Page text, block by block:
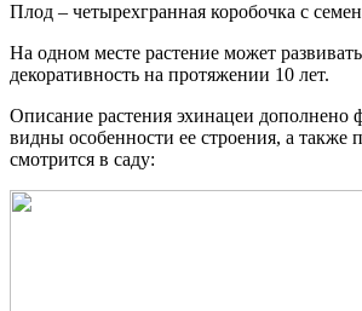
Плод – четырехгранная коробочка с
На одном месте растение может
декоративность на протяжении 10 лет.
Описание растения эхинацеи дополнено
видны особенности ее строения, а также
смотрится в саду: